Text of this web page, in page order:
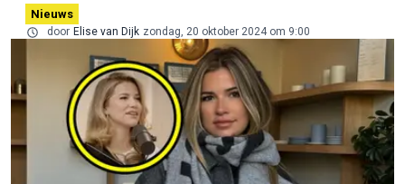
Nieuws
door Elise van Dijk zondag, 20 oktober 2024 om 9:00